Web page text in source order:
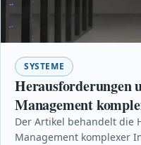
SYSTEME
Herausforderungen
Management
Der Artikel behandelt die
Management komplexer